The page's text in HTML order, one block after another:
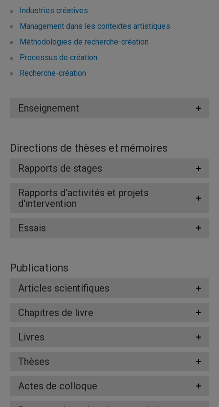
Industries créatives
Management dans les contextes artistiques
Méthodologies de recherche-création
Processus de création
Recherche-création
Enseignement
Directions de thèses et mémoires
Rapports de stages
Rapports d'activités et projets
d'intervention
Essais
Publications
Articles scientifiques
Chapitres de livre
Livres
Thèses
Actes de colloque